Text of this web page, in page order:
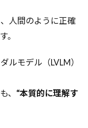
人間のように正確
。
ルモデル（LVLM）
、 “本質的に理解す